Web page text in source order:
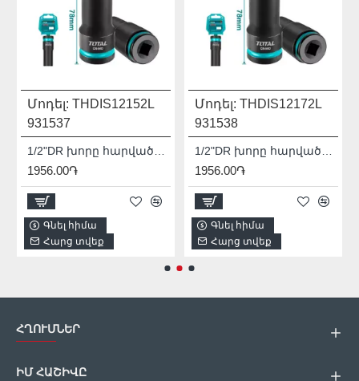
Մոդել: THDIS12152L
931537
1956.00֏
Գնել հիմա
Հարց տվեք
Մոդել: THDIS12172L
931538
1956.00֏
Գնել հիմա
Հարց տվեք
ՀՂՈՒՄՆԵՐ
ԻՄ ՀԱՇԻՎԸ